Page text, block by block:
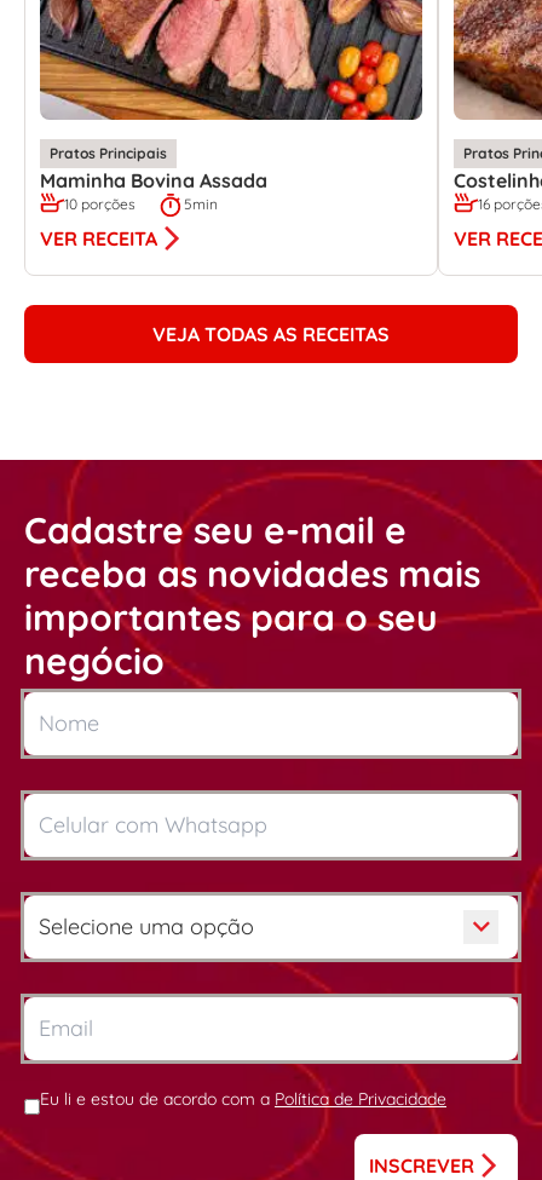
Pratos Principais
Maminha Bovina Assada
10 porções 5min
VER RECEITA
Pratos
16
VER
VEJA TODAS AS RECEITAS
Cadastre seu e-mail e
receba as novidades mais
importantes para o seu
negócio
Eu li e estou de acordo com a Política de Privacidade
INSCREVER